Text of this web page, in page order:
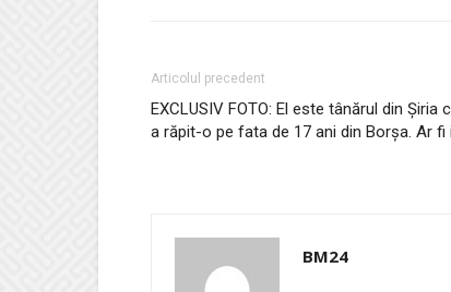
Articolul precedent
EXCLUSIV FOTO: El este tânărul din Șiria
a răpit-o pe fata de 17 ani din Borșa. Ar fi
BM24